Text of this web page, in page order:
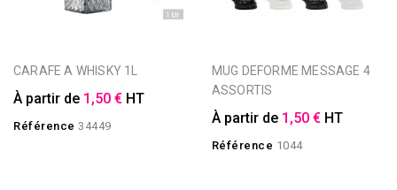
CARAFE A WHISKY 1L
À partir de 1,50 € HT
Référence 34449
MUG DEFORME MESSAGE 4
ASSORTIS
À partir de 1,50 € HT
Référence 1044